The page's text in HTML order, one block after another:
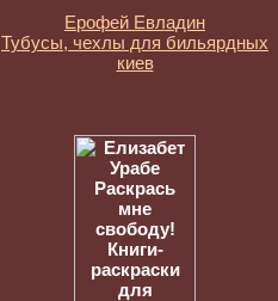
Ерофей Евладин
Тубусы, чехлы для бильярдных
киев